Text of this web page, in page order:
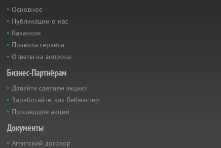
Основное
Публикации о нас
Вакансии
Правила сервиса
Ответы на вопросы
Бизнес-Партнёрам
Давайте сделаем акцию!
Заработайте, как Вебмастер
Прошедшие акции
Документы
Агентский договор